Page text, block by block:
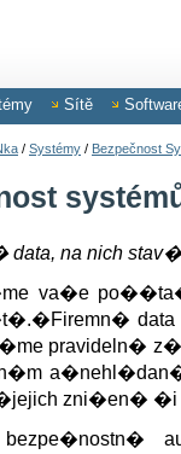
Sítě
/ Systémy / Bezpečnost
data, na nich
va�e
data
pravideln�
zni�en� �i
bezpe�nostn�